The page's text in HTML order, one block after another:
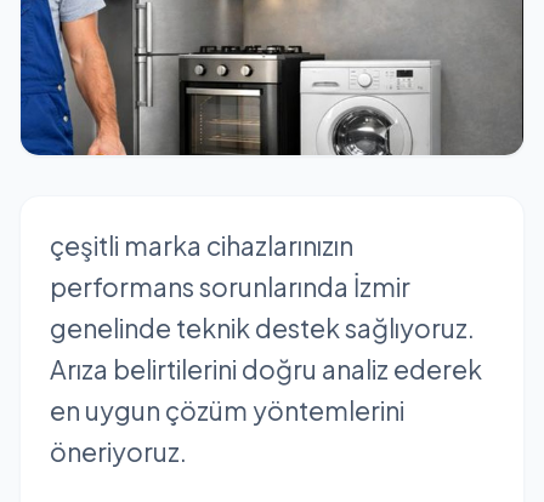
çeşitli marka cihazlarınızın
performans sorunlarında İzmir
genelinde teknik destek sağlıyoruz.
Arıza belirtilerini doğru analiz ederek
en uygun çözüm yöntemlerini
öneriyoruz.